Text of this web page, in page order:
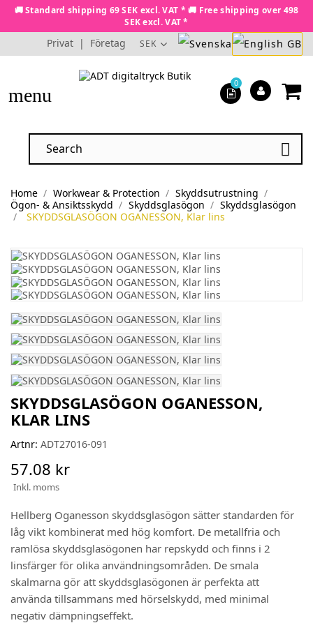
🚚 Standard shipping 69 SEK excl. VAT * 🚚 Free shipping over 498
SEK excl. VAT *
Privat | Företag SEK
menu

0
Home Workwear & Protection
Skyddsutrustning
Ögon- & Ansiktsskydd
Skyddsglasögon
Skyddsglasögon
SKYDDSGLASÖGON OGANESSON, Klar lins
SKYDDSGLASÖGON OGANESSON,
KLAR LINS
Artnr: ADT27016-091
57.08 kr
Inkl. moms
Hellberg Oganesson skyddsglasögon sätter standarden för
låg vikt kombinerat med hög komfort. De metallfria och
ramlösa skyddsglasögonen har repskydd och finns i 2
linsfärger för olika användningsområden. De smala
skalmarna gör att skyddsglasögonen är perfekta att
använda tillsammans med hörselskydd, med minimal
negativ dämpningseffekt.